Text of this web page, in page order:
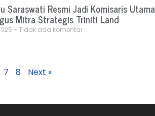
Saraswati Resmi Jadi Komisaris Utama
Mitra Strategis Triniti Land
Tidak ada komentar
7 8 Next »